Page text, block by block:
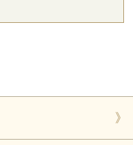
は先方に届かないだろ